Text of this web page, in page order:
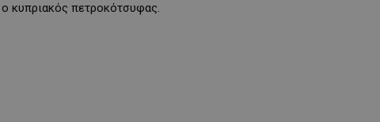
κυπριακός πετροκότσυφας.